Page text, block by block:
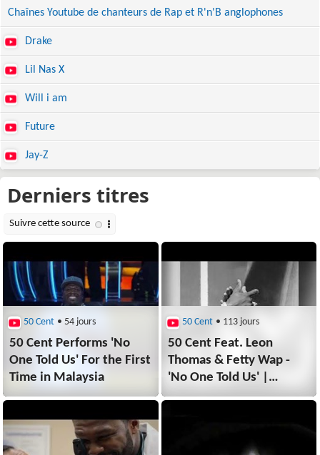
Chaînes Youtube de chanteurs de Rap et R'n'B anglophones
Drake
Lil Nas X
Will i am
Future
Jay-Z
50 Cent • 54 jours
50 Cent Performs 'No
One Told Us' For the First
Time in Malaysia
50 Cent • 113 jours
50 Cent Feat. Leon
Thomas & Fetty Wap -
'No One Told Us' |
Extended Version